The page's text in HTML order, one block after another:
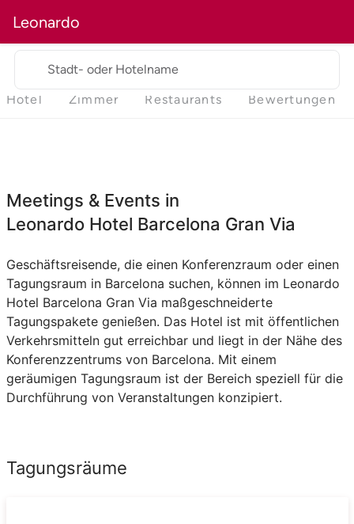
Leonardo
Stadt- oder Hotelname
Hotel Zimmer Restaurants Bewertungen
Meetings & Events in
Leonardo Hotel Barcelona Gran Via
Geschäftsreisende, die einen Konferenzraum oder einen
Tagungsraum in Barcelona suchen, können im Leonardo
Hotel Barcelona Gran Via maßgeschneiderte
Tagungspakete genießen. Das Hotel ist mit öffentlichen
Verkehrsmitteln gut erreichbar und liegt in der Nähe des
Konferenzzentrums von Barcelona. Mit einem
geräumigen Tagungsraum ist der Bereich speziell für die
Durchführung von Veranstaltungen konzipiert.
Tagungsräume